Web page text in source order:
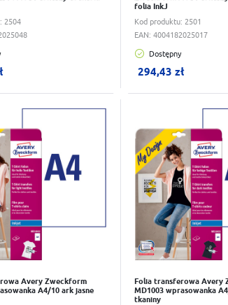
2504 Kod produktu: 2501
folia InkJ
EAN:4004182025017
Dostępny
294,43 zł
W koszyku:
Avery Zweckform
A4/10 ark jasne
Folia transferowa Avery
MD1003 wprasowanka
tkaniny